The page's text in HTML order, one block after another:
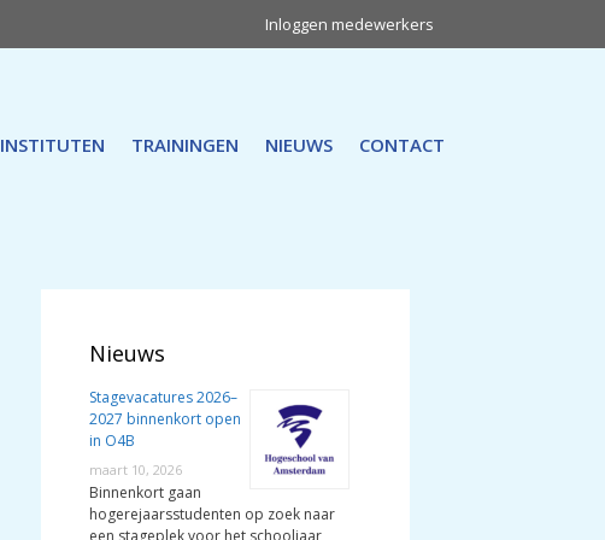
Inloggen medewerkers
INSTITUTEN TRAININGEN NIEUWS CONTACT
Nieuws
Stagevacatures 2026–
2027 binnenkort open
in O4B
maart 10, 2026
Binnenkort gaan
hogerejaarsstudenten op zoek naar
een stageplek voor het schooljaar